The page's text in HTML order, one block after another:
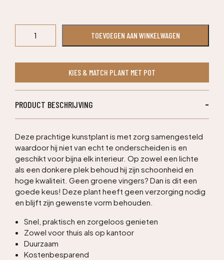
Bonsai
kunstboom
aantal
TOEVOEGEN AAN WINKELWAGEN
KIES & MATCH PLANT MET POT
PRODUCT BESCHRIJVING
Deze prachtige kunstplant is met zorg samengesteld
waardoor hij niet van echt te onderscheiden is en
geschikt voor bijna elk interieur. Op zowel een lichte
als een donkere plek behoud hij zijn schoonheid en
hoge kwaliteit. Geen groene vingers? Dan is dit een
goede keus! Deze plant heeft geen verzorging nodig
en blijft zijn gewenste vorm behouden.
Snel, praktisch en zorgeloos genieten
Zowel voor thuis als op kantoor
Duurzaam
Kostenbesparend